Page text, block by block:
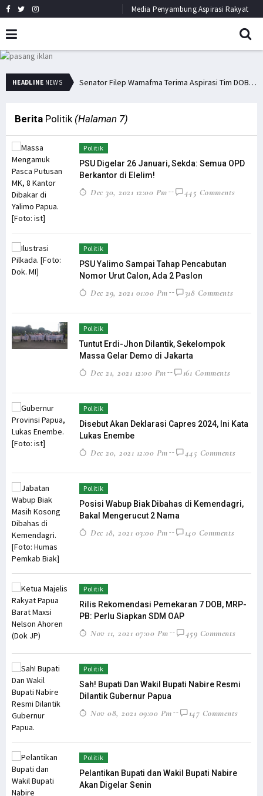
Media Penyambung Aspirasi Rakyat
HEADLINE NEWS Senator Filep: Miras Jelas Sumbang Angka Kematian di Papua Senator Filep Wamafma Terima Aspirasi Tim DOB Manokwari Barat
Berita Politik (Halaman 7)
Politik
PSU Digelar 26 Januari, Sekda: Semua OPD
Berkantor di Elelim!
Dec 30, 2021 12:00 Pm 445 Comments
Politik
PSU Yalimo Sampai Tahap Pencabutan
Nomor Urut Calon, Ada 2 Paslon
Dec 29, 2021 01:00 Pm 318 Comments
Politik
Tuntut Erdi-Jhon Dilantik, Sekelompok
Massa Gelar Demo di Jakarta
Dec 21, 2021 12:00 Pm 161 Comments
Politik
Disebut Akan Deklarasi Capres 2024, Ini Kata
Lukas Enembe
Dec 20, 2021 12:00 Pm 445 Comments
Politik
Posisi Wabup Biak Dibahas di Kemendagri,
Bakal Mengerucut 2 Nama
Dec 18, 2021 03:00 Pm 140 Comments
Politik
Rilis Rekomendasi Pemekaran 7 DOB, MRP-
PB: Perlu Siapkan SDM OAP
Nov 11, 2021 07:00 Pm 459 Comments
Politik
Sah! Bupati Dan Wakil Bupati Nabire Resmi
Dilantik Gubernur Papua
Nov 08, 2021 09:00 Pm 147 Comments
Politik
Pelantikan Bupati dan Wakil Bupati Nabire
Akan Digelar Senin